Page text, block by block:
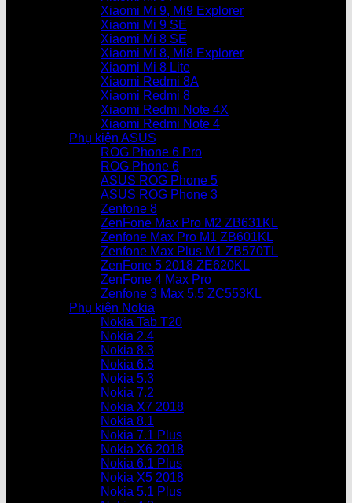
Xiaomi Mi 9, Mi9 Explorer
Xiaomi Mi 9 SE
Xiaomi Mi 8 SE
Xiaomi Mi 8, Mi8 Explorer
Xiaomi Mi 8 Lite
Xiaomi Redmi 8A
Xiaomi Redmi 8
Xiaomi Redmi Note 4X
Xiaomi Redmi Note 4
Phụ kiện ASUS
ROG Phone 6 Pro
ROG Phone 6
ASUS ROG Phone 5
ASUS ROG Phone 3
Zenfone 8
ZenFone Max Pro M2 ZB631KL
Zenfone Max Pro M1 ZB601KL
Zenfone Max Plus M1 ZB570TL
ZenFone 5 2018 ZE620KL
ZenFone 4 Max Pro
Zenfone 3 Max 5.5 ZC553KL
Phụ kiện Nokia
Nokia Tab T20
Nokia 2.4
Nokia 8.3
Nokia 6.3
Nokia 5.3
Nokia 7.2
Nokia X7 2018
Nokia 8.1
Nokia 7.1 Plus
Nokia X6 2018
Nokia 6.1 Plus
Nokia X5 2018
Nokia 5.1 Plus